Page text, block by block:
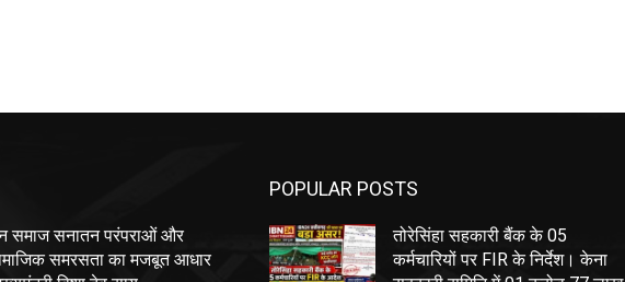
समाज सनातन परंपराओं और
समरसता का मजबूत आधार
POPULAR POSTS
तोरेसिंहा सहकारी बैंक के 05
कर्मचारियों पर FIR के निर्देश। केना